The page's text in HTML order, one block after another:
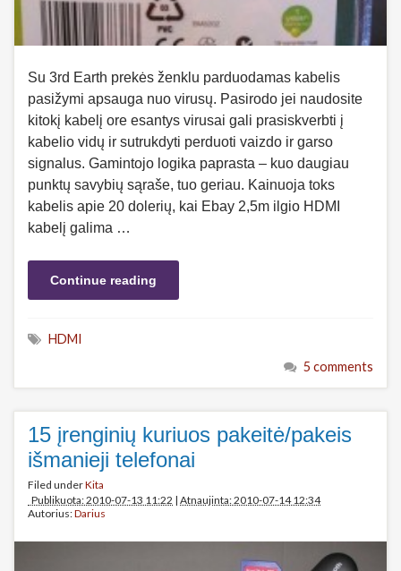
Su 3rd Earth prekės ženklu parduodamas kabelis
pasižymi apsauga nuo virusų. Pasirodo jei naudosite
kitokį kabelį ore esantys virusai gali prasiskverbti į
kabelio vidų ir sutrukdyti perduoti vaizdo ir garso
signalus. Gamintojo logika paprasta – kuo daugiau
punktų savybių sąraše, tuo geriau. Kainuoja toks
kabelis apie 20 dolerių, kai Ebay 2,5m ilgio HDMI
kabelį galima …
Continue reading
HDMI
5 comments
15 įrenginių kuriuos pakeitė/pakeis
išmanieji telefonai
Filed underKita
Publikuota: 2010-07-13 11:22 | Atnaujinta: 2010-07-14 12:34
Autorius:Darius